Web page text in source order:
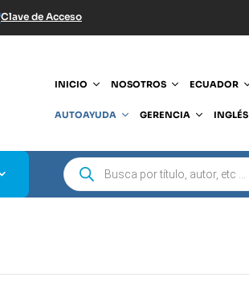
Clave de Acceso
INICIO NOSOTROS ECUADOR
AUTOAYUDA GERENCIA INGLÉS